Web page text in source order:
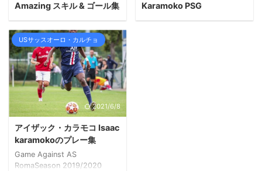
Amazing スキル & ゴール集
Karamoko PSG
USサッスオーロ・カルチョ
2021/6/8
アイザック・カラモコ Isaac
karamokoのプレー集
Game Against AS
RomaSeason 2019/2020